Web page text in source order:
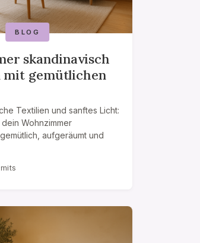
BLOG
skandinavisch
gemütlichen
Textilien und sanftes Licht:
Wohnzimmer
aufgeräumt und